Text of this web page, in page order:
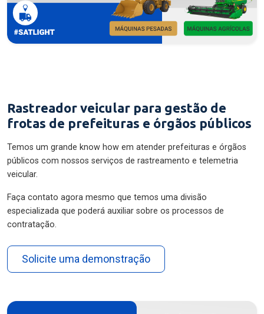
Rastreador veicular para gestão de
frotas de prefeituras e órgãos públicos
Temos um grande know how em atender prefeituras e órgãos
públicos com nossos serviços de rastreamento e telemetria
veicular.
Faça contato agora mesmo que temos uma divisão
especializada que poderá auxiliar sobre os processos de
contratação.
Solicite uma demonstração